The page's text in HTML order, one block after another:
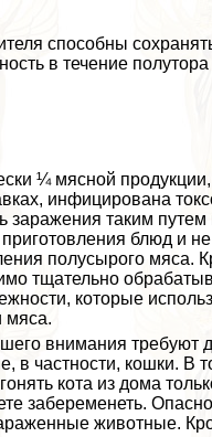
способны
в течение полутора
¼ мясной
инфицирована
заражения таким
блюд и
полусырого мяса.
тщательно
которые
мяса.
внимания требуют
в частности, кошки. В
кота из дома
забеременеть.
животные.